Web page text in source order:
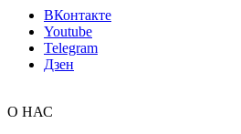
ВКонтакте
Youtube
Telegram
Дзен
О НАС